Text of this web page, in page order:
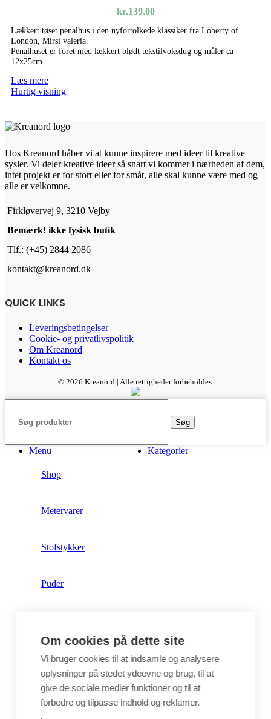
kr.139,00
Lækkert tøset penalhus i den nyfortolkede klassiker fra Loberty of
London, Mirsi valeria.
Penalhuset er foret med lækkert blødt tekstilvoksdug og måler ca
12x25cm.
Læs mere
Hurtig visning
Hos Kreanord håber vi at kunne inspirere med ideer til kreative
sysler. Vi deler kreative ideer så snart vi kommer i nærheden af dem,
intet projekt er for stort eller for småt, alle skal kunne være med og
alle er velkomne.
Firkløvervej 9, 3210 Vejby
Bemærk! ikke fysisk butik
Tlf.: (+45) 2844 2086
kontakt@kreanord.dk
QUICK LINKS
Leveringsbetingelser
Cookie- og privatlivspolitik
Om Kreanord
Kontakt os
© 2026 Kreanord | Alle rettigheder forbeholdes.
Søg
Menu Kategorier
Shop
Metervarer
Stofstykker
Puder
Crepepapir
Hobby
Om cookies på dette site
Vi bruger cookies til at indsamle og analysere
oplysninger på stedet ydeevne og brug, til at
give de sociale medier funktioner og til at
forbedre og tilpasse indhold og reklamer.